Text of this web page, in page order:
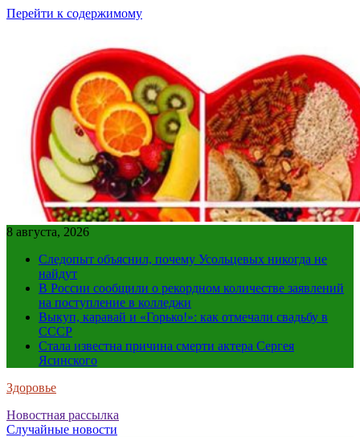
Перейти к содержимому
8 августа, 2026
Следопыт объяснил, почему Усольцевых никогда не
найдут
В России сообщили о рекордном количестве заявлений
на поступление в колледжи
Выкуп, каравай и «Горько!»: как отмечали свадьбу в
СССР
Стала известна причина смерти актера Сергея
Ясинского
Здоровье
Новостная рассылка
Случайные новости